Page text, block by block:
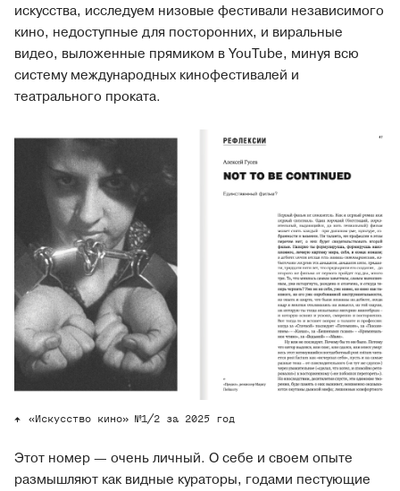
искусства, исследуем низовые фестивали независимого
кино, недоступные для посторонних, и виральные
видео, выложенные прямиком в YouTube, минуя всю
систему международных кинофестивалей и
театрального проката.
«Искусство кино» №1/2 за 2025 год
Этот номер — очень личный. О себе и своем опыте
размышляют как видные кураторы, годами пестующие